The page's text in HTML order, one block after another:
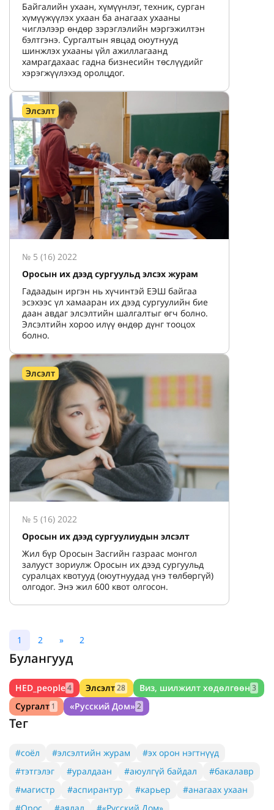
Байгалийн ухаан, хүмүүнлэг, техник, сурган
хүмүүжүүлэх ухаан ба анагаах ухааны
чиглэлээр өндөр зэрэглэлийн мэргэжилтэн
бэлтгэнэ. Сургалтын явцад оюутнууд
шинжлэх ухааны үйл ажиллагаанд
хамрагдахаас гадна бизнесийн төслүүдийг
хэрэгжүүлэхэд оролцдог.
Элсэлт
№ 5 (16) 2022
Оросын их дээд сургуульд элсэх журам
Гадаадын иргэн нь хүчинтэй ЕЭШ байгаа
эсэхээс үл хамааран их дээд сургуулийн бие
даан авдаг элсэлтийн шалгалтыг өгч болно.
Элсэлтийн хороо илүү өндөр дүнг тооцох
болно.
Элсэлт
№ 5 (16) 2022
Оросын их дээд сургуулиудын элсэлт
Жил бүр Оросын Засгийн газраас монгол
залууст зориулж Оросын их дээд сургуульд
суралцах квотууд (оюутнуудад үнэ төлбөргүй)
олгодог. Энэ жил 600 квот олгосон.
1 2 » 2
Булангууд
HED_people4 Элсэлт28 Виз, шилжилт хөдөлгөөн 3
Сургалт 1 «Русский Дом» 2
Тег
#соёл #элсэлтийн журам
#эх орон нэгтнүүд
#тэтгэлэг
#уралдаан #аюулгүй байдал
#бакалавр
#магистр
#аспирантур #карьер
#анагаах ухаан